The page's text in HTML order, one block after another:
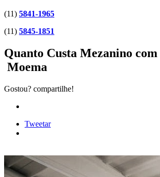
(11) 5841-1965
(11) 5845-1851
Quanto Custa Mezanino
Moema
Gostou? compartilhe!
Tweetar